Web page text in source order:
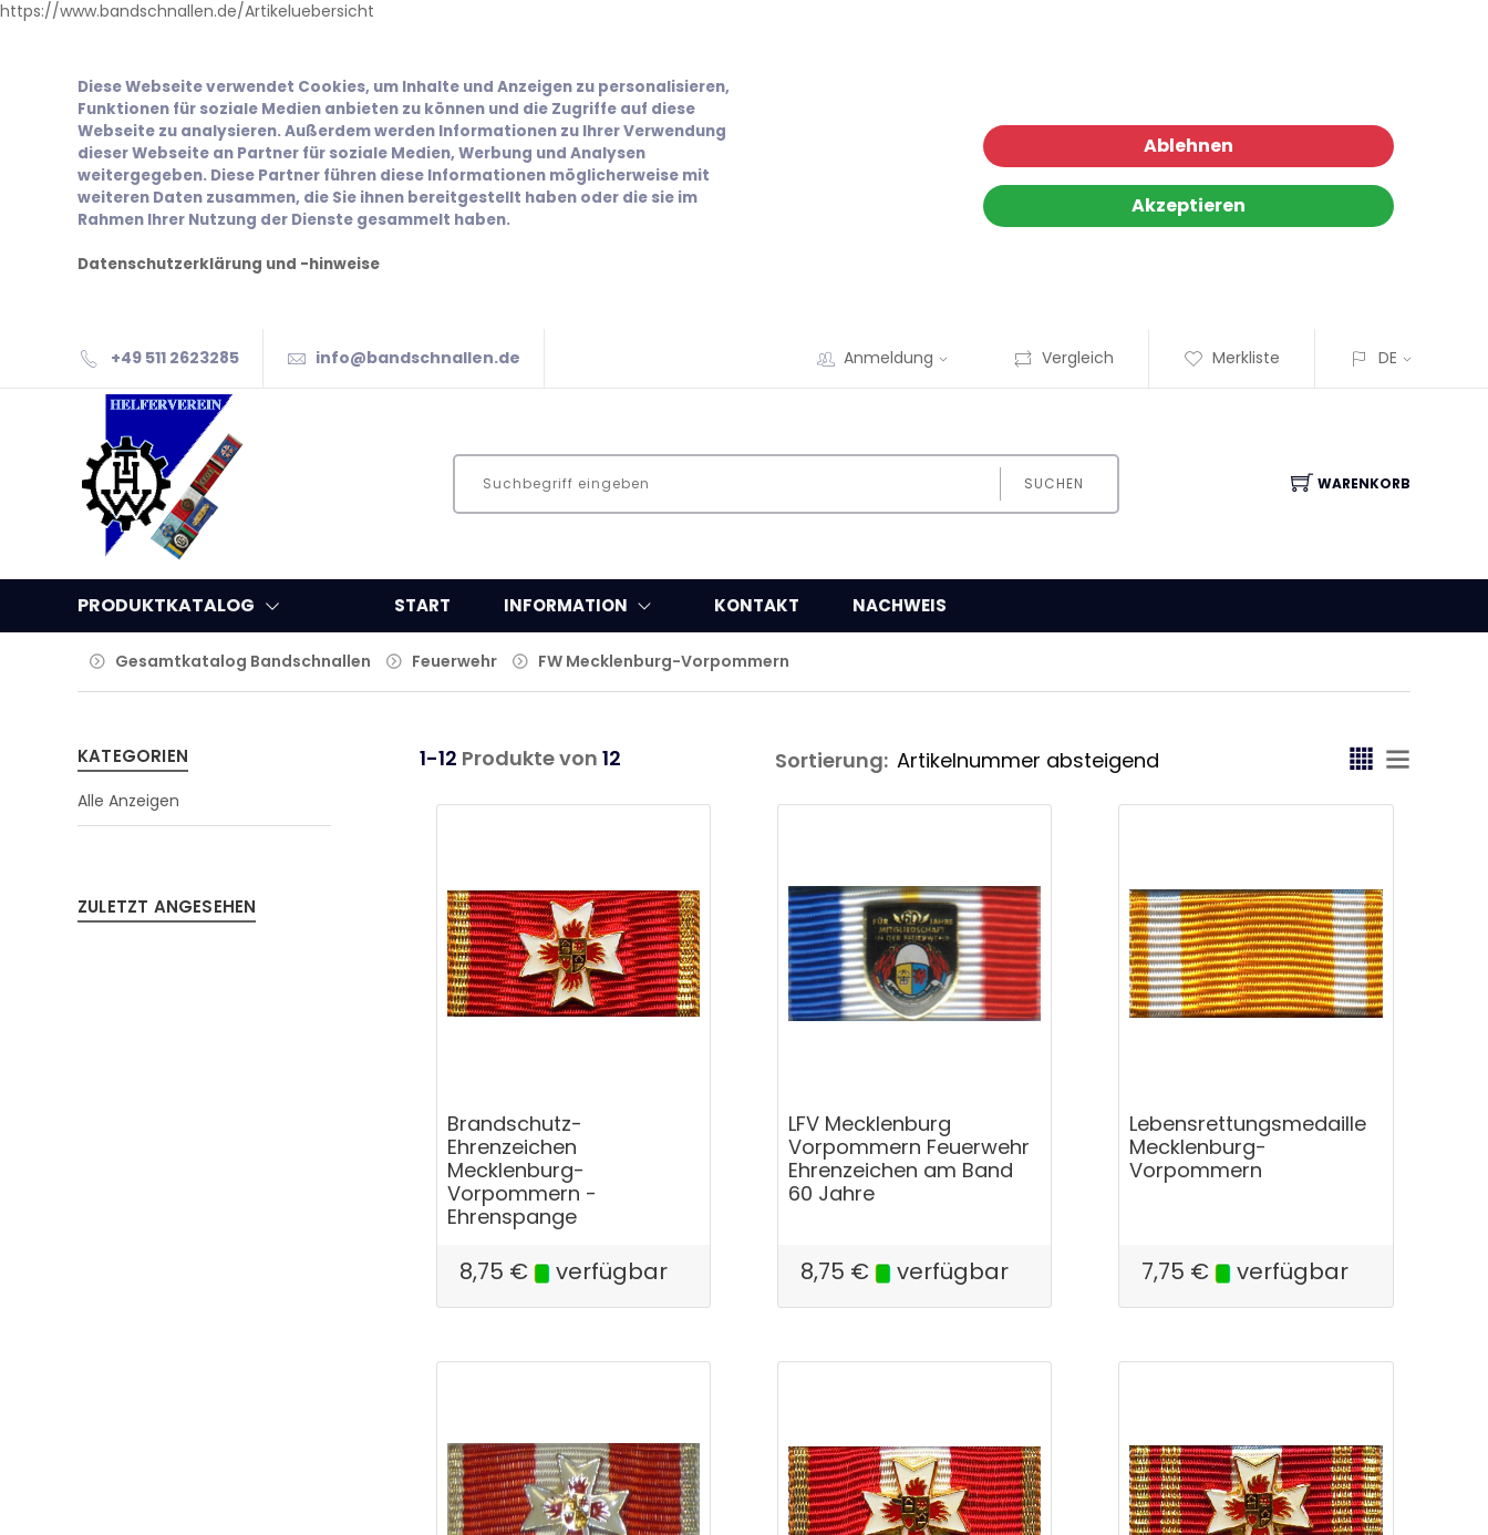
https://www.bandschnallen.de/Artikeluebersicht
Diese Webseite verwendet Cookies, um Inhalte und Anzeigen zu personalisieren,
Funktionen für soziale Medien anbieten zu können und die Zugriffe auf diese
Webseite zu analysieren. Außerdem werden Informationen zu Ihrer Verwendung
dieser Webseite an Partner für soziale Medien, Werbung und Analysen
weitergegeben. Diese Partner führen diese Informationen möglicherweise mit
weiteren Daten zusammen, die Sie ihnen bereitgestellt haben oder die sie im
Rahmen Ihrer Nutzung der Dienste gesammelt haben.
Datenschutzerklärung und -hinweise
Ablehnen
Akzeptieren
+49 511 2623285 info@bandschnallen.de Anmeldung Vergleich Merkliste DE
SUCHEN WARENKORB
PRODUKTKATALOG START INFORMATION KONTAKT NACHWEIS
Gesamtkatalog Bandschnallen Feuerwehr FW Mecklenburg-Vorpommern
KATEGORIEN
Alle Anzeigen
ZULETZT ANGESEHEN
1-12 Produkte von 12 Sortierung:
Brandschutz-
Ehrenzeichen
Mecklenburg-
Vorpommern -
Ehrenspange
8,75 € verfügbar
LFV Mecklenburg
Vorpommern Feuerwehr
Ehrenzeichen am Band
60 Jahre
8,75 € verfügbar
Lebensrettungsmedaille
Mecklenburg-
Vorpommern
7,75 € verfügbar